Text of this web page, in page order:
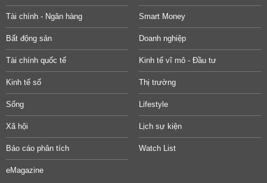
Tài chính - Ngân hàng Smart Money
Bất động sản Doanh nghiệp
Tài chính quốc tế Kinh tế vĩ mô - Đầu tư
Kinh tế số Thị trường
Sống Lifestyle
Xã hội Lịch sự kiện
Báo cáo phân tích Watch List
eMagazine